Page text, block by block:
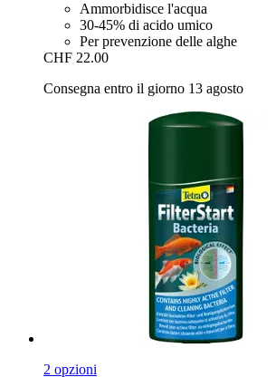
Ammorbidisce l'acqua
30-45% di acido umico
Per prevenzione delle alghe
CHF 22.00
Consegna entro il giorno 13 agosto
2 opzioni